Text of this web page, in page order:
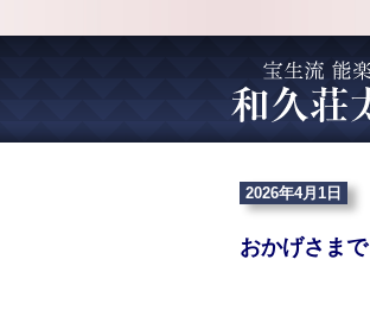
2026年4月1日
おかげさまで